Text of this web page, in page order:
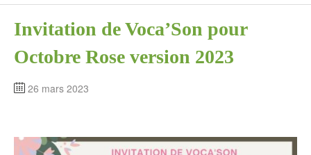
Invitation de Voca’Son pour
Octobre Rose version 2023
26 mars 2023